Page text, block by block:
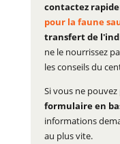
contactez
pour la faune
transfert de
ne le nourrissez
les conseils du
Si vous ne
formulaire en
informations
au plus vite.